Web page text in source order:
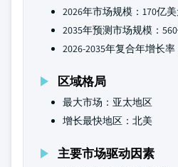
2026年市场规模：170亿
2035年预测市场规模：
2026-2035年复合年增长率
区域格局
最大市场：亚太地区
增长最快地区：北美
主要市场驱动因素